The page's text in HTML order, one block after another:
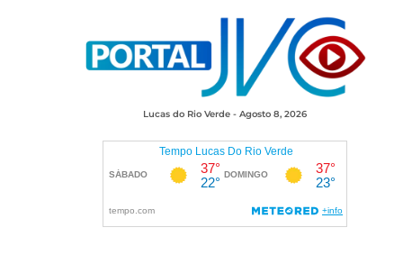
Lucas do Rio Verde - Agosto 8, 2026